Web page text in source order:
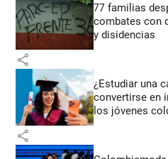
77 familias
combates con
y disidencias
share
¿Estudiar una
convertirse en
los jóvenes
share